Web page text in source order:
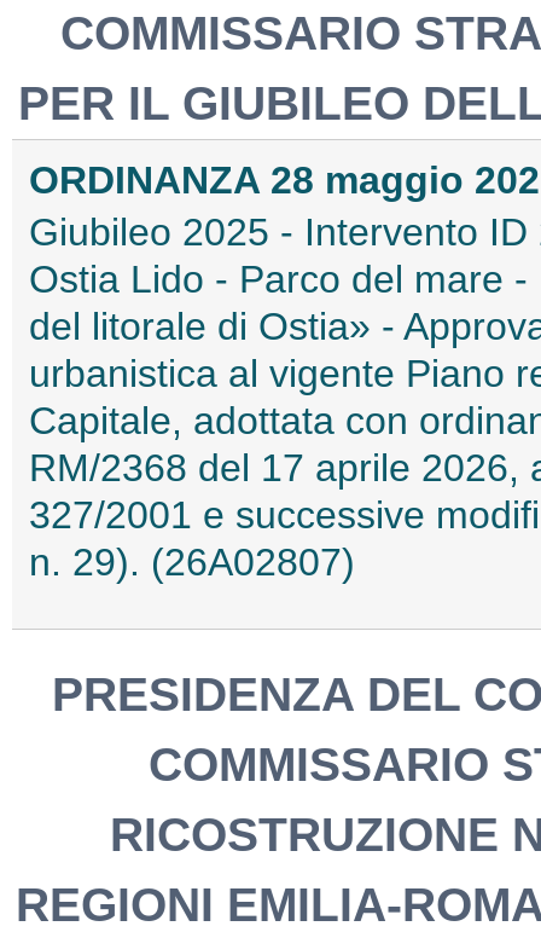
COMMISSARIO
PER IL GIUBILEO
ORDINANZA 28 maggio
Giubileo 2025 - Intervento
Ostia Lido - Parco del mare
del litorale di Ostia» -
urbanistica al vigente Piano
Capitale, adottata con
RM/2368 del 17 aprile 2026,
327/2001 e successive
n. 29). (26A02807)
PRESIDENZA DEL
COMMISSARIO
RICOSTRUZIONE
REGIONI EMILIA-